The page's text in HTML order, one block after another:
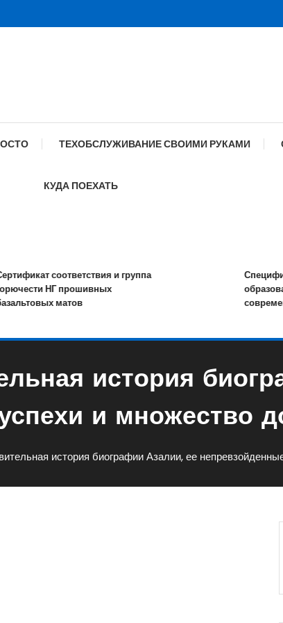
ТЕХОБСЛУЖИВАНИЕ СВОИМИ РУКАМИ
КУДА ПОЕХАТЬ
соответствия и группа
НГ прошивных
матов
Специфика
история
и множество
история биографии Азалии, ее